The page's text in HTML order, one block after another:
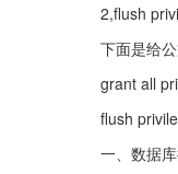
2,flush
下面是给
grant all
flush
一、数据库